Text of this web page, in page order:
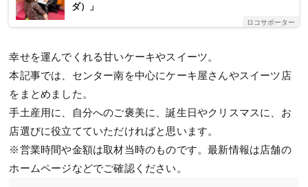
ダ）」
ロコサポーター
幸せを運んでくれる甘いケーキやスイーツ。
本記事では、センター南を中心にケーキ屋さんやスイーツ店
をまとめました。
手土産用に、自分へのご褒美に、誕生日やクリスマスに、お
店選びに役立てていただければと思います。
※営業時間や金額は取材当時のものです。最新情報は店舗の
ホームページなどでご確認ください。